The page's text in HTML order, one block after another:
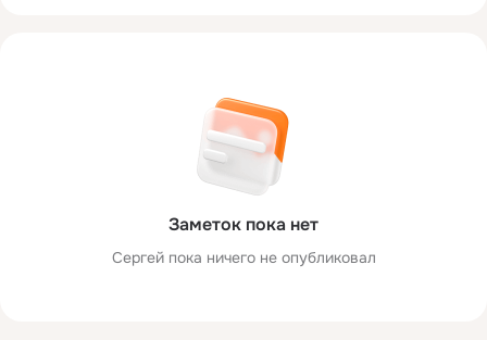
Заметок пока нет
Сергей пока ничего не опубликовал